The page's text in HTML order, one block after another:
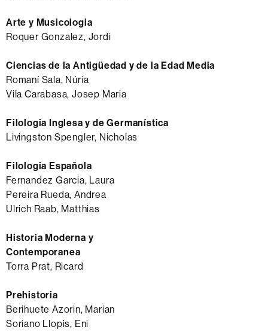
Arte y Musicologia
Roquer Gonzalez, Jordi
Ciencias de la Antigüedad y de la Edad Media
Romaní Sala, Núria
Vila Carabasa, Josep Maria
Filologia Inglesa y de Germanística
Livingston Spengler, Nicholas
Filologia Española
Fernandez Garcia, Laura
Pereira Rueda, Andrea
Ulrich Raab, Matthias
Historia Moderna y
Contemporanea
Torra Prat, Ricard
Prehistoria
Berihuete Azorin, Marian
Soriano Llopìs, Eni